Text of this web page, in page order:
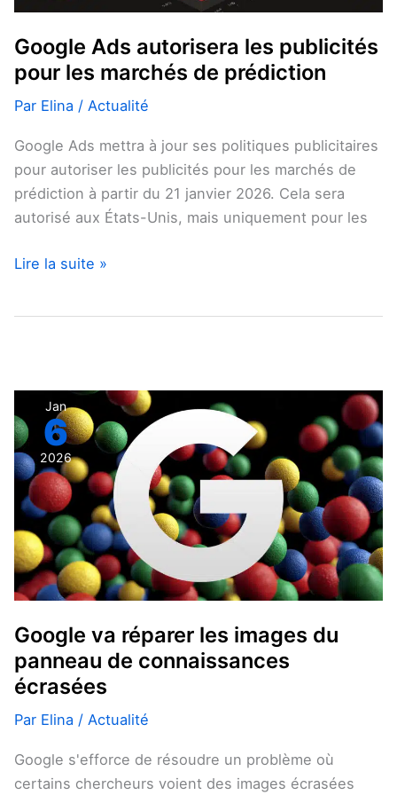
Google Ads autorisera les publicités
pour les marchés de prédiction
Par Elina /Actualité
Google Ads mettra à jour ses politiques publicitaires
pour autoriser les publicités pour les marchés de
prédiction à partir du 21 janvier 2026. Cela sera
autorisé aux États-Unis, mais uniquement pour les
Lire la suite »
Jan
6
2026
Google va réparer les images du
panneau de connaissances
écrasées
Par Elina /Actualité
Google s'efforce de résoudre un problème où
certains chercheurs voient des images écrasées
Google
va
réparer
les
images
du
panneau
de
connaissances